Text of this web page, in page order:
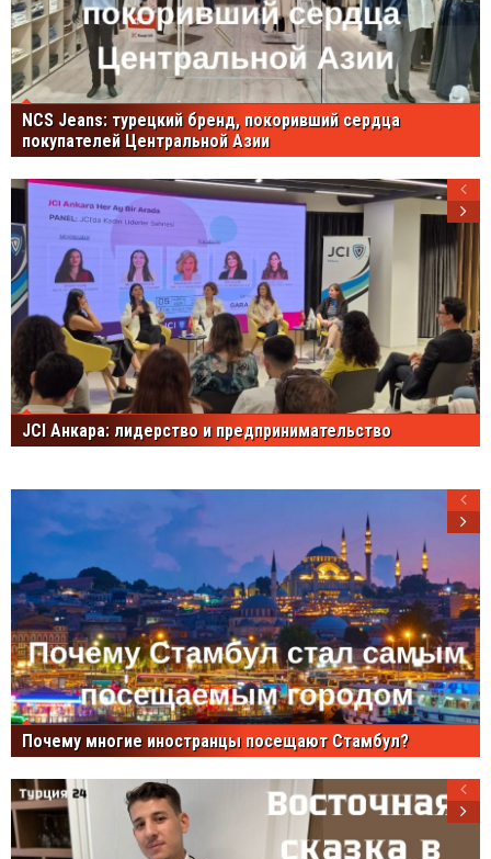
NCS Jeans: турецкий бренд, покоривший сердца
покупателей Центральной Азии
JCI Анкара: лидерство и предпринимательство
Почему многие иностранцы посещают Стамбул?